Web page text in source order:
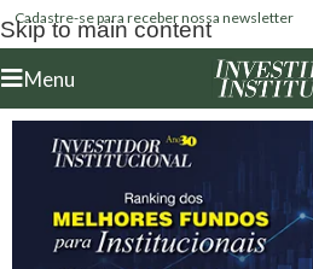
Skip to main content
Cadastre-se para receber nossa newsletter
Menu